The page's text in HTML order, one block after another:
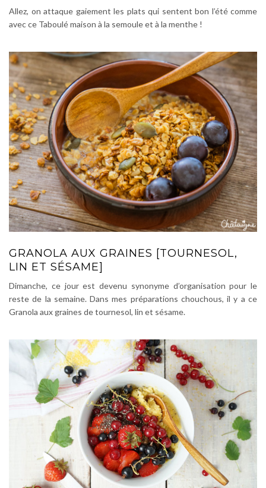
Allez, on attaque gaiement les plats qui sentent bon l’été comme
avec ce Taboulé maison à la semoule et à la menthe !
GRANOLA AUX GRAINES [TOURNESOL,
LIN ET SÉSAME]
Dimanche, ce jour est devenu synonyme d’organisation pour le
reste de la semaine. Dans mes préparations chouchous, il y a ce
Granola aux graines de tournesol, lin et sésame.